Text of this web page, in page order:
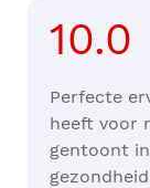
10.0
Perfecte
heeft voor
gentoont